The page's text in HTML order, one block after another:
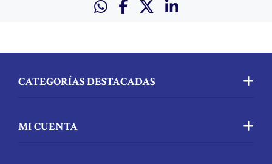
CATEGORÍAS DESTACADAS
MI CUENTA